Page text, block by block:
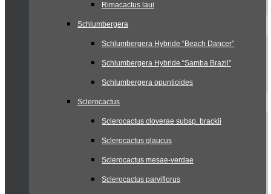
Rimacactus laui
Schlumbergera
Schlumbergera Hybride “Beach Dancer”
Schlumbergera Hybride “Samba Brazil”
Schlumbergera opuntioides
Sclerocactus
Sclerocactus cloverae subsp. brackii
Sclerocactus glaucus
Sclerocactus mesae-verdae
Sclerocactus parviflorus